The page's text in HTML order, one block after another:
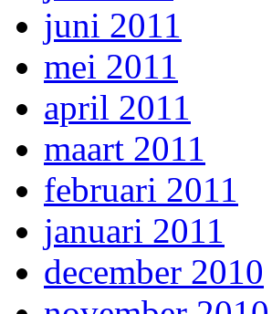
juni 2011
mei 2011
april 2011
maart 2011
februari 2011
januari 2011
december 2010